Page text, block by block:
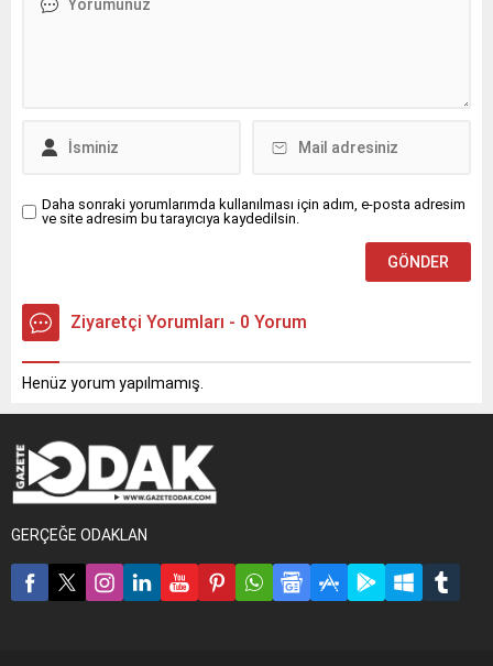
Daha sonraki yorumlarımda kullanılması için adım, e-posta adresim
ve site adresim bu tarayıcıya kaydedilsin.
Ziyaretçi Yorumları - 0 Yorum
Henüz yorum yapılmamış.
GERÇEĞE ODAKLAN